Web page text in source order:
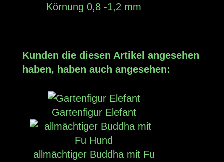
Körnung 0,8 -1,2 mm
Kunden die diesen Artikel angesehen
haben, haben auch angesehen:
Gartenfigur Elefant
allmächtiger Buddha mit Fu